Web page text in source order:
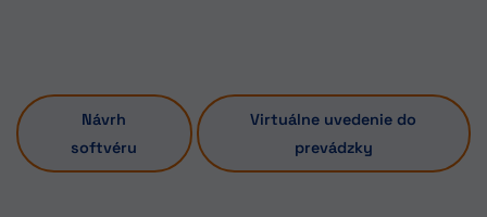
Návrh
softvéru
Virtuálne uvedenie do
prevádzky